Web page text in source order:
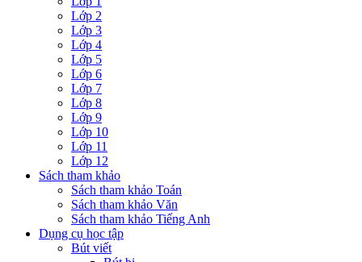
Lớp 2
Lớp 3
Lớp 4
Lớp 5
Lớp 6
Lớp 7
Lớp 8
Lớp 9
Lớp 10
Lớp 11
Lớp 12
Sách tham khảo
Sách tham khảo Toán
Sách tham khảo Văn
Sách tham khảo Tiếng Anh
Dụng cụ học tập
Bút viết